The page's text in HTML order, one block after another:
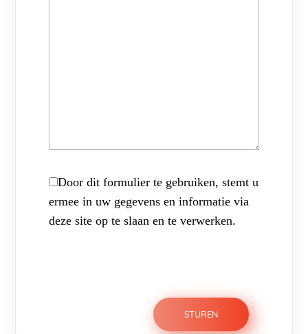
Door dit formulier te gebruiken, stemt u
ermee in uw gegevens en informatie via
deze site op te slaan en te verwerken.